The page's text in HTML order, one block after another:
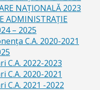
NAŢIONALĂ 2023
ADMINISTRAȚIE
– 2025
C.A. 2020-2021
C.A. 2022-2023
C.A. 2020-2021
C.A. 2021 -2022